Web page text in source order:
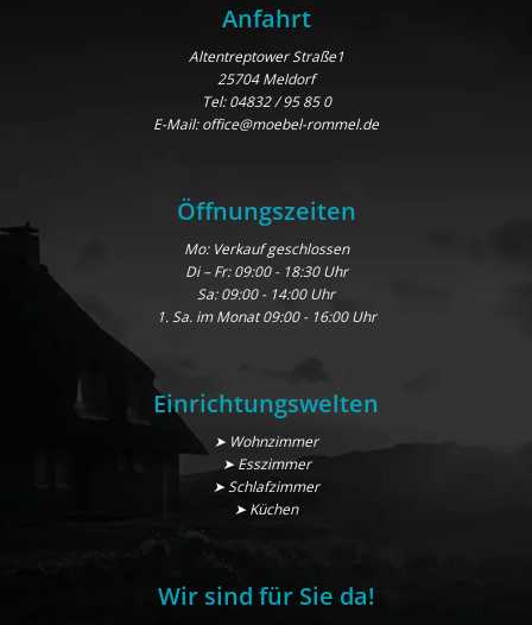
Anfahrt
Altentreptower Straße1
25704 Meldorf
Tel:04832 / 95 85 0
E-Mail:office@moebel-rommel.de
Öffnungszeiten
Mo: Verkauf geschlossen
Di – Fr: 09:00 - 18:30 Uhr
Sa: 09:00 - 14:00 Uhr
1. Sa. im Monat 09:00 - 16:00 Uhr
Einrichtungswelten
➤ Wohnzimmer
➤ Esszimmer
➤ Schlafzimmer
➤ Küchen
Wir sind für Sie da!